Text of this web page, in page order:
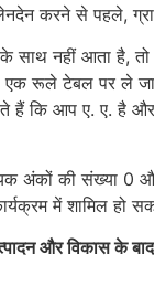
करने से पहले,
के साथ नहीं आता है,
एक रूले टेबल पर ले
हैं कि आप ए. ए. है और
अंकों की संख्या 0
में शामिल हो
और विकास के